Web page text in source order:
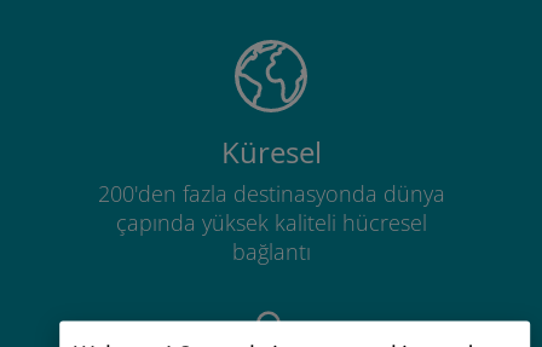
Küresel
200'den fazla destinasyonda dünya
çapında yüksek kaliteli hücresel
bağlantı